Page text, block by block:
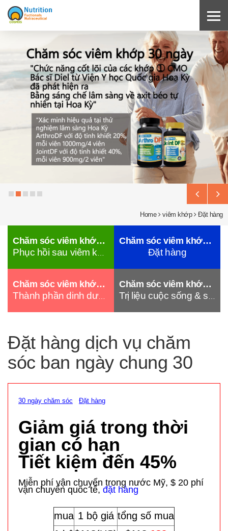
Home viêm khớp Đặt hàng
Chăm sóc viêm khớp 30 ngày Chăm sóc viêm khớp 30 ngày
Đặt hàng
Chăm sóc viêm khớp 30 ngày Chăm sóc viêm khớp 30 ngày
Đặt hàng dịch vụ chăm
sóc ban ngày chung 30
30 ngày chăm sóc Đặt hàng
Giảm giá trong thời
gian có hạn
Tiết kiệm đến 45%
Miễn phí vận chuyển trong nước Mỹ, $ 20 phí
vận chuyển quốc tế, đặt hàng
mua 1 bộ giá tổng số mua